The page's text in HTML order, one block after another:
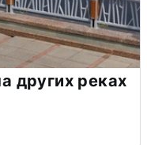
других реках